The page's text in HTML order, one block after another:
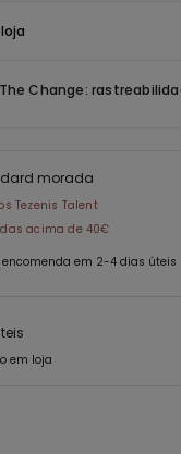
Change:
morada
Tezenis Talent
acima de 40€
encomenda em 2-4 dias úteis
em loja